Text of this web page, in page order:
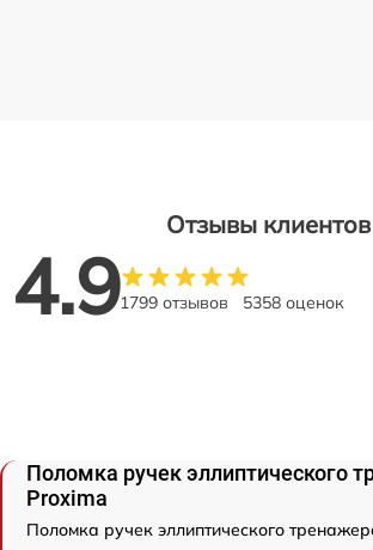
Отзывы клиентов
4.91799 отзывов 5358 оценок
Поломка ручек эллиптического
Proxima
Поломка ручек эллиптического